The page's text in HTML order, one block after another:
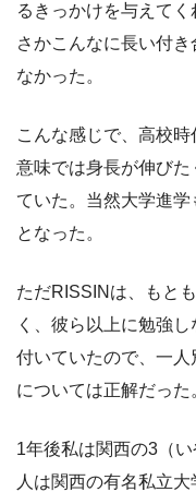
るきっかけを与えて
さかこんなに長い付
なかった。
こんな感じで、高校
意味では身長が伸び
ていた。当然大学進
となった。
ただRISSINは、もと
く、彼ら以上に勉強
付いていたので、一
については正解だった
1年後私は関西の3（
人は関西の有名私立